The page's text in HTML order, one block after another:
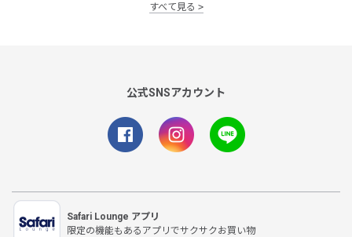
すべて見る
公式SNSアカウント
Safari Lounge アプリ
限定の機能もあるアプリでサクサクお買い物